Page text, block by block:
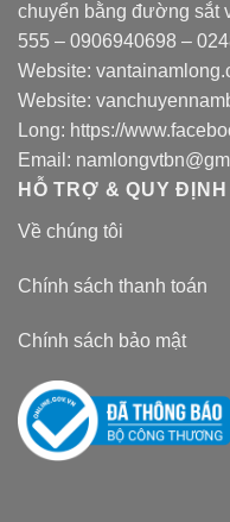
chuyển bằng đường sắt
555 – 0906940698 –
Website:
Website:
Long: https://
Email:
HỖ TRỢ & QUY ĐỊNH
Về chúng tôi
Chính sách thanh toán
Chính sách bảo mật